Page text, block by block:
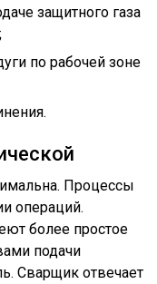
защитного газа
по рабочей зоне
Процессы
операций.
более простое
подачи
Сварщик отвечает